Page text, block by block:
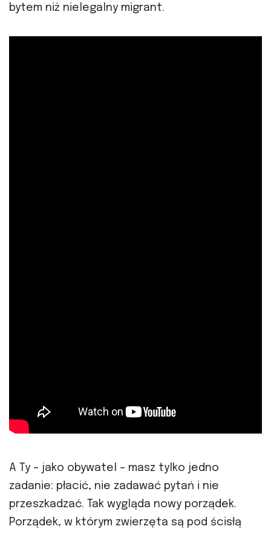
bytem niż nielegalny migrant.
A Ty – jako obywatel – masz tylko jedno
zadanie: płacić, nie zadawać pytań i nie
przeszkadzać. Tak wygląda nowy porządek.
Porządek, w którym zwierzęta są pod ścisłą